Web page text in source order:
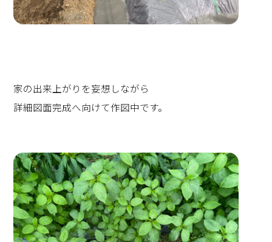
家の出来上がりを妄想しながら
詳細図面完成へ向けて作図中です。